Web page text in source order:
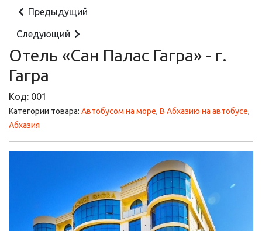
Предыдущий
Следующий
Отель «Сан Палас Гагра» - г.
Гагра
Код: 001
Категории товара: Автобусом на море, В Абхазию на автобусе,
Абхазия